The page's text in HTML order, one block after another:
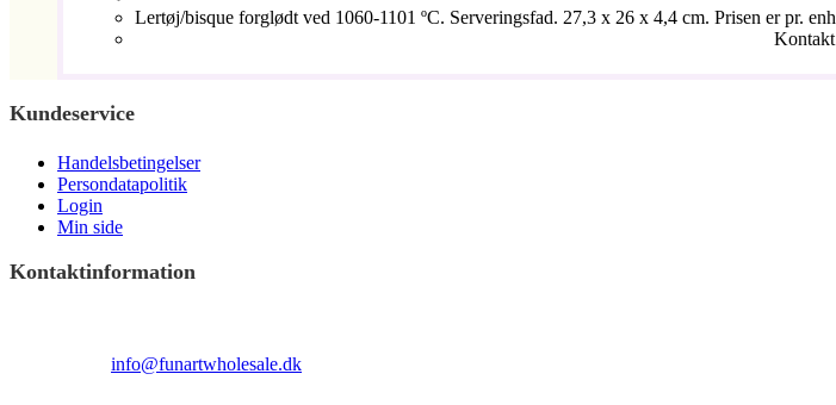
Lertøj/bisque forglødt ved 1060-1101 ºC. Serveringsfad. 27,3 x 26 x 4,4 cm. Prisen er pr.
Kundeservice
Handelsbetingelser
Persondatapolitik
Login
Min side
Kontaktinformation
info@funartwholesale.dk